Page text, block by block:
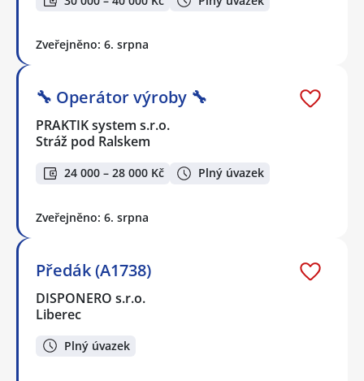
Zveřejněno: 6. srpna
🔧 Operátor výroby 🔧
PRAKTIK system s.r.o.
Stráž pod Ralskem
24 000 – 28 000 Kč Plný úvazek
Zveřejněno: 6. srpna
Předák (A1738)
DISPONERO s.r.o.
Liberec
Plný úvazek